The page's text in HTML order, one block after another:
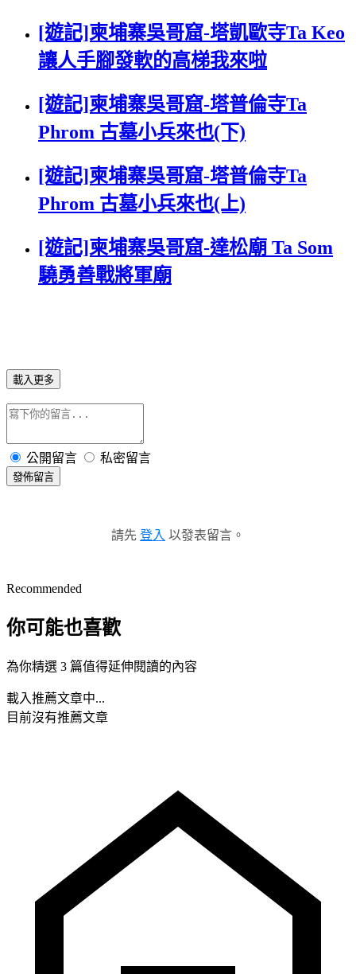
[遊記]柬埔寨吳哥窟-塔凱歐寺Ta Keo
讓人手腳發軟的高梯我來啦
[遊記]柬埔寨吳哥窟-塔普倫寺Ta
Phrom 古墓小兵來也(下)
[遊記]柬埔寨吳哥窟-塔普倫寺Ta
Phrom 古墓小兵來也(上)
[遊記]柬埔寨吳哥窟-達松廟 Ta Som
驍勇善戰將軍廟
載入更多
公開留言 私密留言
發佈留言
請先 登入 以發表留言。
Recommended
你可能也喜歡
為你精選 3 篇值得延伸閱讀的內容
載入推薦文章中...
目前沒有推薦文章